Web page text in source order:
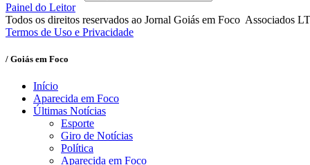
Painel do Leitor
Todos os direitos reservados ao Jornal Goiás em Foco Associados
Termos de Uso e Privacidade
/ Goiás em Foco
Início
Aparecida em Foco
Últimas Notícias
Esporte
Giro de Notícias
Política
Aparecida em Foco